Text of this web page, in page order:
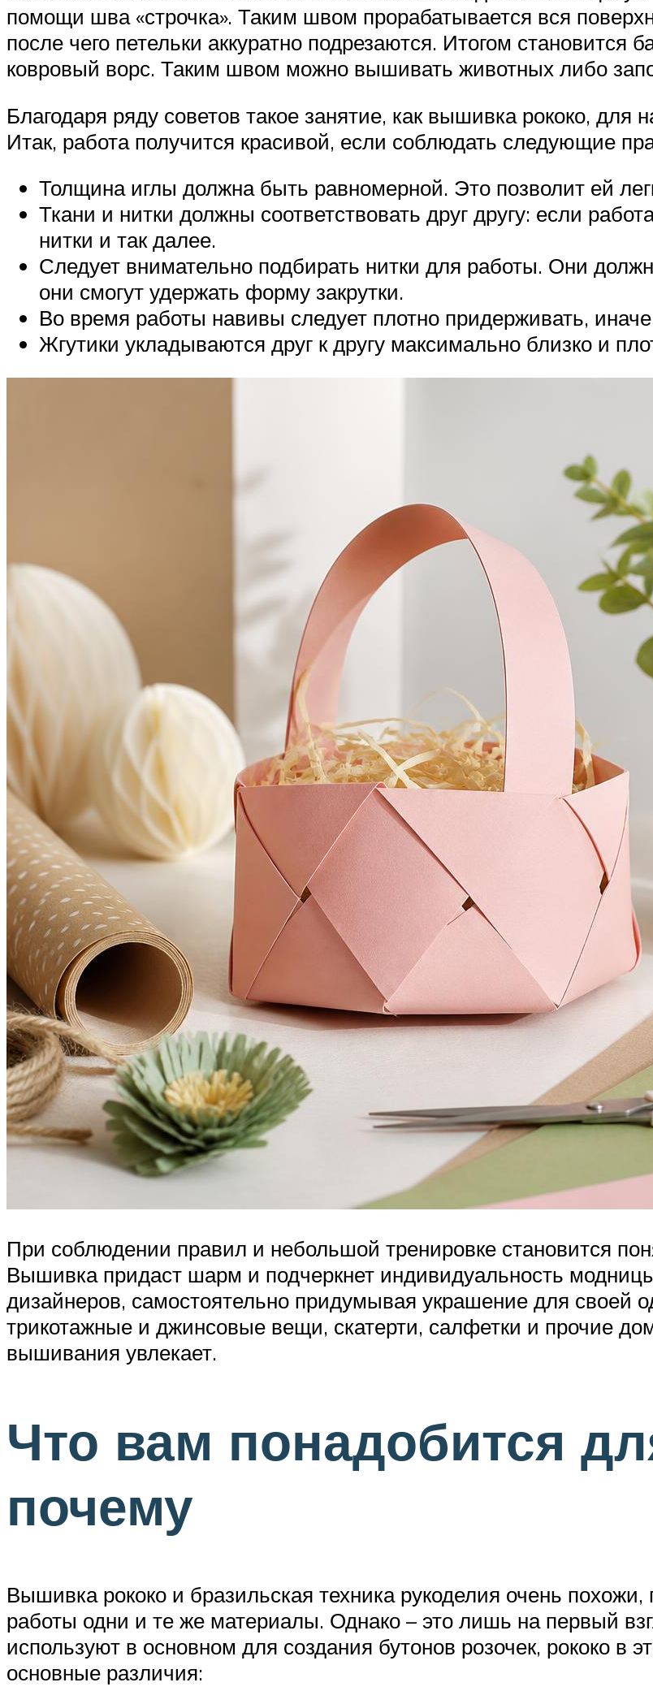
помощи шва «строчка». Таким швом прорабатывается вся
после чего петельки аккуратно подрезаются. Итогом
ковровый ворс. Таким швом можно вышивать животных либо
Благодаря ряду советов такое занятие, как вышивка рококо,
Итак, работа получится красивой, если соблюдать следующие
Толщина иглы должна быть равномерной. Это позволит ей
Ткани и нитки должны соответствовать друг другу: если
нитки и так далее.
Следует внимательно подбирать нитки для работы. Они
они смогут удержать форму закрутки.
Во время работы навивы следует плотно придерживать, иначе
Жгутики укладываются друг к другу максимально близко и
При соблюдении правил и небольшой тренировке становится
Вышивка придаст шарм и подчеркнет индивидуальность
дизайнеров, самостоятельно придумывая украшение для своей
трикотажные и джинсовые вещи, скатерти, салфетки и прочие
вышивания увлекает.
Что вам понадобится
почему
Вышивка рококо и бразильская техника рукоделия очень
работы одни и те же материалы. Однако – это лишь на первый
используют в основном для создания бутонов розочек, рококо в
основные различия: